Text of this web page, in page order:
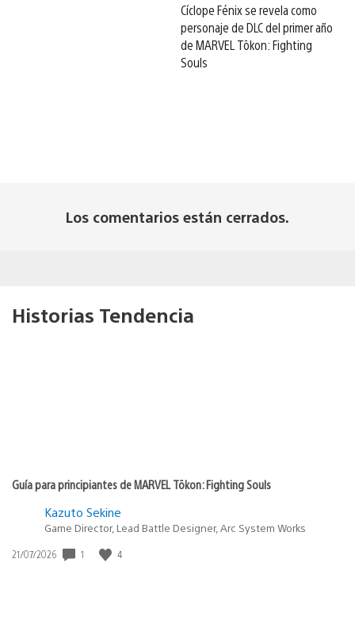
Cíclope Fénix se revela como
personaje de DLC del primer año
de MARVEL Tōkon: Fighting
Souls
Los comentarios están cerrados.
Historias Tendencia
Guía para principiantes de MARVEL Tōkon: Fighting Souls
Kazuto Sekine
Game Director, Lead Battle Designer, Arc System Works
Fecha
21/07/2026 1 4